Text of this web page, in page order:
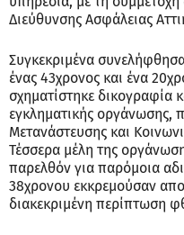
Διεύθυνσης Ασφάλειας
Συγκεκριμένα
ένας 43χρονος και ένα
σχηματίστηκε δικογραφία
εγκληματικής οργάνωσης,
Μετανάστευσης και
Τέσσερα μέλη της
παρελθόν για παρόμοια
38χρονου εκκρεμούσαν
διακεκριμένη περίπτωση